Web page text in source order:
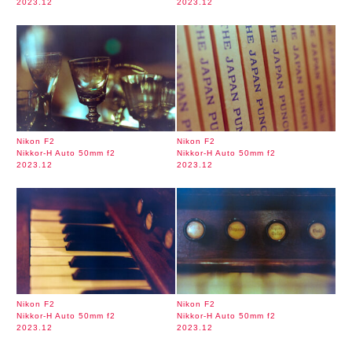
2023.12 2023.12
Nikon F2
Nikkor-H Auto 50mm f2
2023.12
Nikon F2
Nikkor-H Auto 50mm f2
2023.12
Nikon F2
Nikkor-H Auto 50mm f2
2023.12
Nikon F2
Nikkor-H Auto 50mm f2
2023.12